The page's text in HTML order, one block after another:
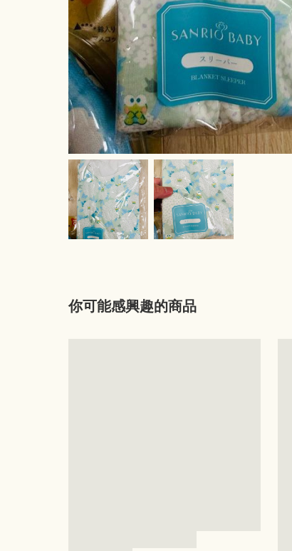
你可能感興趣的商品